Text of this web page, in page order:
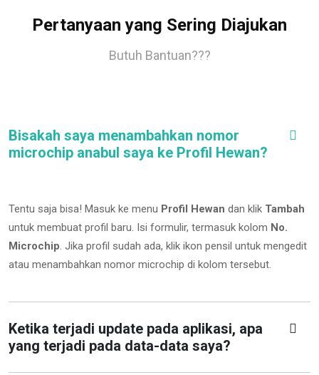
Pertanyaan yang Sering Diajukan
Butuh Bantuan???
Bisakah saya menambahkan nomor
microchip anabul saya ke Profil Hewan?
Tentu saja bisa! Masuk ke menu Profil Hewan dan klik Tambah
untuk membuat profil baru. Isi formulir, termasuk kolom No.
Microchip. Jika profil sudah ada, klik ikon pensil untuk mengedit
atau menambahkan nomor microchip di kolom tersebut.
Ketika terjadi update pada aplikasi, apa
yang terjadi pada data-data saya?